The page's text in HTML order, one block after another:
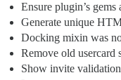
Ensure plugin’s gems
Generate unique
Docking mixin was
Remove old usercard
Show invite